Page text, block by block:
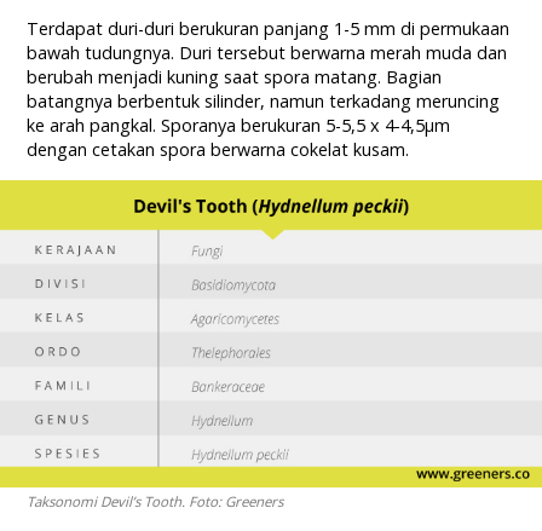
Terdapat duri-duri berukuran panjang 1-5 mm di permukaan
bawah tudungnya. Duri tersebut berwarna merah muda dan
berubah menjadi kuning saat spora matang. Bagian
batangnya berbentuk silinder, namun terkadang meruncing
ke arah pangkal. Sporanya berukuran 5-5,5 x 4-4,5µm
dengan cetakan spora berwarna cokelat kusam.
Taksonomi Devil’s Tooth. Foto: Greeners